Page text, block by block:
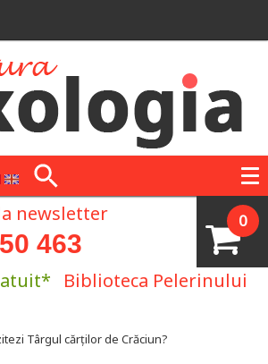
0
newsletter
463
Biblioteca Pelerinului
Târgul cărților de Crăciun?